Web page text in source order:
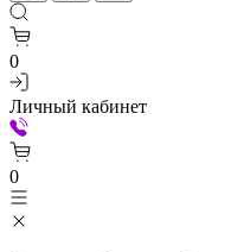
0
Личный кабинет
0